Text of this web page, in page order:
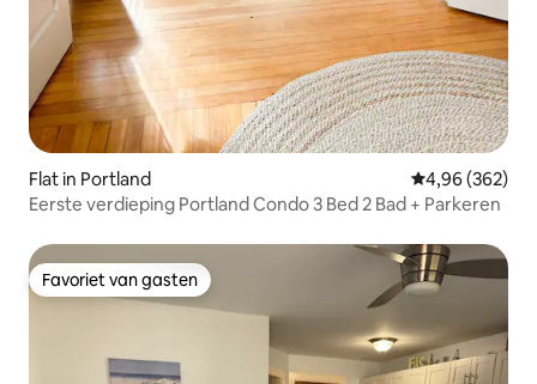
Flat in Portland Gemiddelde
4,96 (362)
Eerste verdieping Portland Condo 3 Bed 2 Bad + Parkeren
Favoriet van gasten
Favoriet van gasten